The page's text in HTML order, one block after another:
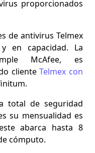
proporcionados
de antivirus Telmex
en capacidad. La
McAfee, es
clienteTelmex con
total de seguridad
su mensualidad es
abarca hasta 8
cómputo.